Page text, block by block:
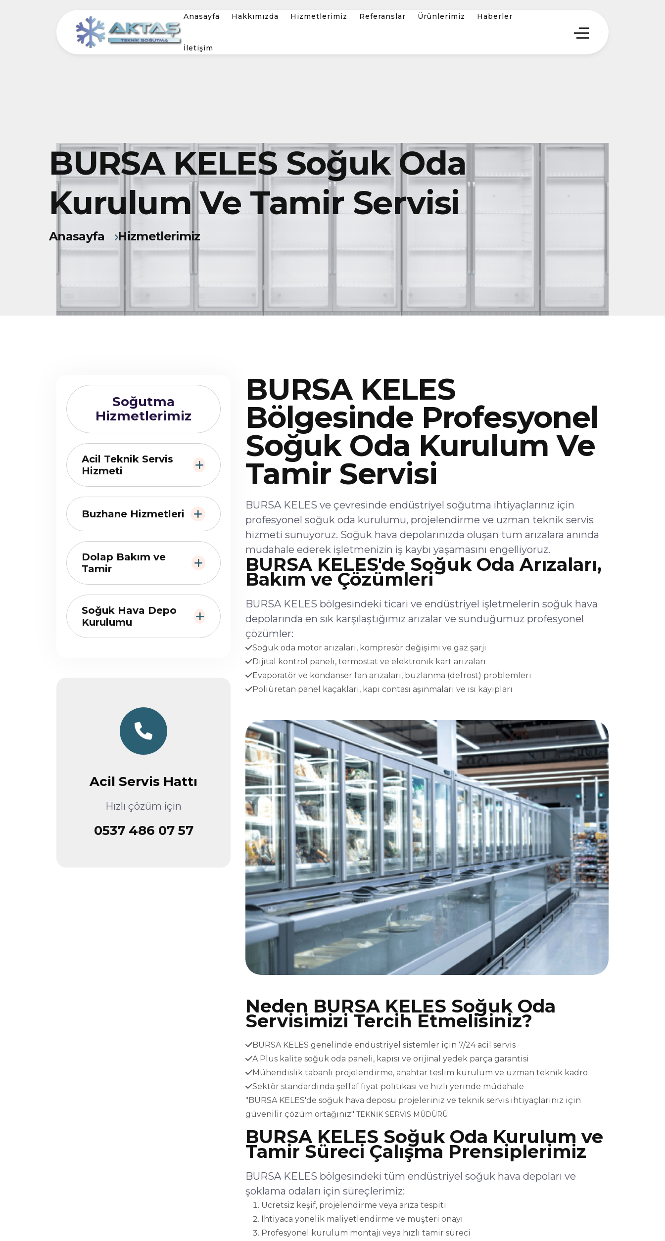
Anasayfa Hakkımızda Hizmetlerimiz Referanslar Ürünlerimiz Haberler
İletişim
BURSA KELES Soğuk Oda
Kurulum Ve Tamir Servisi
Anasayfa Hizmetlerimiz
Soğutma
Hizmetlerimiz
Acil Teknik Servis
Hizmeti
Buzhane Hizmetleri
Dolap Bakım ve
Tamir
Soğuk Hava Depo
Kurulumu
Acil Servis Hattı
Hızlı çözüm için
0537 486 07 57
BURSA KELES
Bölgesinde Profesyonel
Soğuk Oda Kurulum Ve
Tamir Servisi
BURSA KELES ve çevresinde endüstriyel soğutma ihtiyaçlarınız için
profesyonel soğuk oda kurulumu, projelendirme ve uzman teknik servis
hizmeti sunuyoruz. Soğuk hava depolarınızda oluşan tüm arızalara anında
müdahale ederek işletmenizin iş kaybı yaşamasını engelliyoruz.
BURSA KELES'de Soğuk Oda Arızaları,
Bakım ve Çözümleri
BURSA KELES bölgesindeki ticari ve endüstriyel işletmelerin soğuk hava
depolarında en sık karşılaştığımız arızalar ve sunduğumuz profesyonel
çözümler:
Soğuk oda motor arızaları, kompresör değişimi ve gaz şarjı
Dijital kontrol paneli, termostat ve elektronik kart arızaları
Evaporatör ve kondanser fan arızaları, buzlanma (defrost) problemleri
Poliüretan panel kaçakları, kapı contası aşınmaları ve ısı kayıpları
Neden BURSA KELES Soğuk Oda
Servisimizi Tercih Etmelisiniz?
BURSA KELES genelinde endüstriyel sistemler için 7/24 acil servis
A Plus kalite soğuk oda paneli, kapısı ve orijinal yedek parça garantisi
Mühendislik tabanlı projelendirme, anahtar teslim kurulum ve uzman teknik kadro
Sektör standardında şeffaf fiyat politikası ve hızlı yerinde müdahale
"BURSA KELES'de soğuk hava deposu projeleriniz ve teknik servis ihtiyaçlarınız için
güvenilir çözüm ortağınız" TEKNİK SERVİS MÜDÜRÜ
BURSA KELES Soğuk Oda Kurulum ve
Tamir Süreci Çalışma Prensiplerimiz
BURSA KELES bölgesindeki tüm endüstriyel soğuk hava depoları ve
şoklama odaları için süreçlerimiz:
Ücretsiz keşif, projelendirme veya arıza tespiti
İhtiyaca yönelik maliyetlendirme ve müşteri onayı
Profesyonel kurulum montajı veya hızlı tamir süreci